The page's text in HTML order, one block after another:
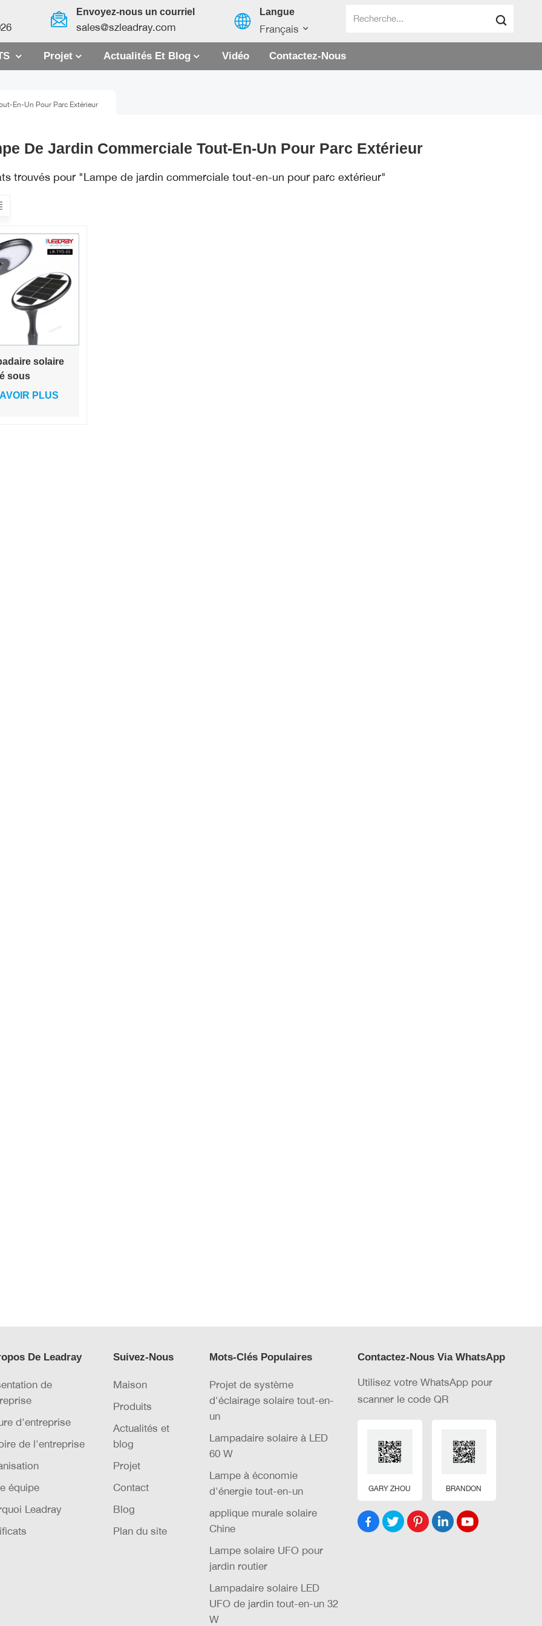
Envoyez-nous un courriel
sales@szleadray.com
Langue
Français
Projet Actualités Et Blog Vidéo Contactez-Nous
En-Un Pour Parc Extérieur
De Jardin Commerciale Tout-En-Un Pour Parc Extérieur
trouvés pour "Lampe de jardin commerciale tout-en-un pour parc extérieur"
solaire
sous
intégré de
PLUS
De Leadray
de
d'entreprise
de l'entreprise
équipe
Leadray
Suivez-Nous
Maison
Produits
Actualités et
blog
Projet
Contact
Blog
Plan du site
Mots-Clés Populaires
Projet de système
d'éclairage solaire tout-en-
un
Lampadaire solaire à LED
60 W
Lampe à économie
d'énergie tout-en-un
applique murale solaire
Chine
Lampe solaire UFO pour
jardin routier
Lampadaire solaire LED
UFO de jardin tout-en-un 32
W
Contactez-Nous Via WhatsApp
Utilisez votre WhatsApp pour
scanner le code QR
GARY ZHOU BRANDON